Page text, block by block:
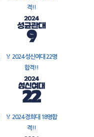
격!!
🏅 2024 성신여대 22명
합격!!
🏅 2024 경희대 18명합
격!!